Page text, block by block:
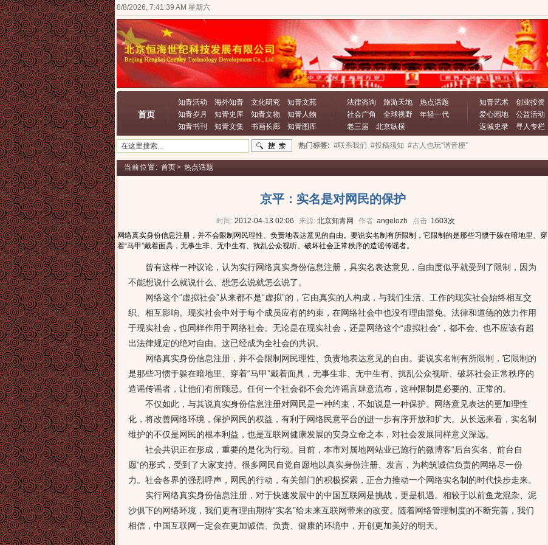
8/8/2026, 7:41:39 AM 星期六
首页
知青活动 海外知青 文化研究
知青文苑
知青岁月
知青史库 知青文物
知青人物
知青书刊
知青文集 书画长廊 知青图库
法律咨询 旅游天地
热点话题
社会广角
全球视野
年轻一代
老三届
北京纵横
知青艺术 创业投资
爱心园地
公益活动
返城史录
寻人专栏
热门标签: #联系我们 #投稿须知 #古人也玩“谐音梗”
当前位置: 首页> 热点话题
京平：实名是对网民的保护
时间: 2012-04-13 02:06 来源: 北京知青网 作者: angelozh 点击: 1603次
网络真实身份信息注册，并不会限制网民理性、负责地表达意见的自由。要说实名制有所限制，它限制的是那些习惯于躲在暗地里、穿
着“马甲”戴着面具，无事生非、无中生有、扰乱公众视听、破坏社会正常秩序的造谣传谣者。
曾有这样一种议论，认为实行网络真实身份信息注册，具实名表达意见，自由度似乎就受到了限制，因为
不能想说什么就说什么、想怎么说就怎么说了。
网络这个“虚拟社会”从来都不是“虚拟”的，它由真实的人构成，与我们生活、工作的现实社会始终相互交
织、相互影响。现实社会中对于每个成员应有的约束，在网络社会中也没有理由豁免。法律和道德的效力作用
于现实社会，也同样作用于网络社会。无论是在现实社会，还是网络这个“虚拟社会”，都不会、也不应该有超
出法律规定的绝对自由。这已经成为全社会的共识。
网络真实身份信息注册，并不会限制网民理性、负责地表达意见的自由。要说实名制有所限制，它限制的
是那些习惯于躲在暗地里、穿着“马甲”戴着面具，无事生非、无中生有、扰乱公众视听、破坏社会正常秩序的
造谣传谣者，让他们有所顾忌。任何一个社会都不会允许谣言肆意流布，这种限制是必要的、正常的。
不仅如此，与其说真实身份信息注册对网民是一种约束，不如说是一种保护。网络意见表达的更加理性
化，将改善网络环境，保护网民的权益，有利于网络民意平台的进一步有序开放和扩大。从长远来看，实名制
维护的不仅是网民的根本利益，也是互联网健康发展的安身立命之本，对社会发展同样意义深远。
社会共识正在形成，重要的是化为行动。目前，本市对属地网站业已施行的微博客“后台实名、前台自
愿”的形式，受到了大家支持。很多网民自觉自愿地以真实身份注册、发言，为构筑诚信负责的网络尽一份
力。社会各界的强烈呼声，网民的行动，有关部门的积极探索，正合力推动一个网络实名制的时代快步走来。
实行网络真实身份信息注册，对于快速发展中的中国互联网是挑战，更是机遇。相较于以前鱼龙混杂、泥
沙俱下的网络环境，我们更有理由期待“实名”给未来互联网带来的改变。随着网络管理制度的不断完善，我们
相信，中国互联网一定会在更加诚信、负责、健康的环境中，开创更加美好的明天。